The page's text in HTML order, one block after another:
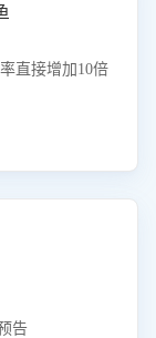
直接增加10倍
告